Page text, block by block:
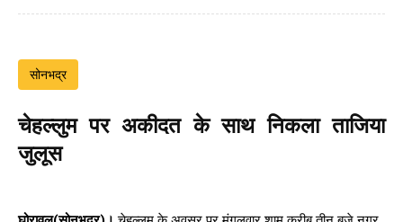
सोनभद्र
चेहल्लुम पर अकीदत के साथ निकला ताजिया
जुलूस